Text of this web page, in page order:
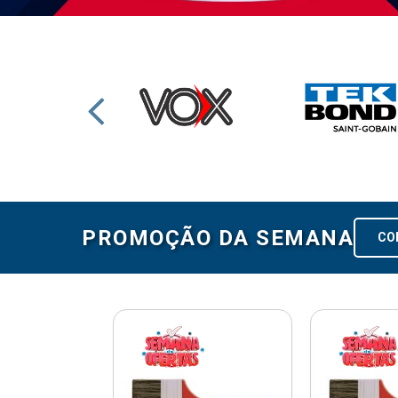
PROMOÇÃO DA SEMANA